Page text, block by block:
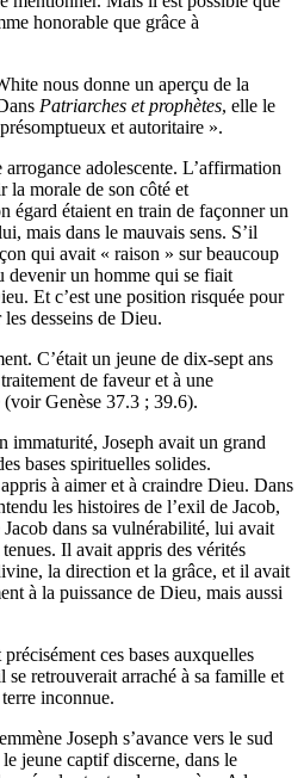
honorable que grâce à
nous donne un aperçu de la
Patriarches et prophètes, elle le
et autoritaire ».
adolescente. L’affirmation
la morale de son côté et
égard étaient en train de façonner un
mais dans le mauvais sens. S’il
qui avait « raison » sur beaucoup
devenir un homme qui se fiait
Et c’est une position risquée pour
desseins de Dieu.
C’était un jeune de dix-sept ans
de faveur et à une
Genèse 37.3 ; 39.6).
immaturité, Joseph avait un grand
bases spirituelles solides.
à aimer et à craindre Dieu. Dans
les histoires de l’exil de Jacob,
dans sa vulnérabilité, lui avait
Il avait appris des vérités
la direction et la grâce, et il avait
à la puissance de Dieu, mais aussi
ces bases auxquelles
se retrouverait arraché à sa famille et
inconnue.
Joseph s’avance vers le sud
jeune captif discerne, dans le